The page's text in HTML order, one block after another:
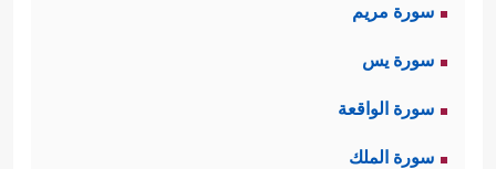
سورة مريم
سورة يس
سورة الواقعة
سورة الملك